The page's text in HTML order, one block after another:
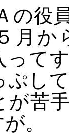
の役
月か
って
ぷし
が苦
。